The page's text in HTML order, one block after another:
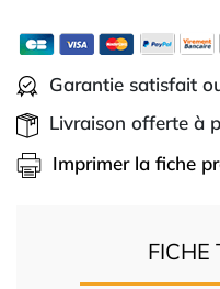
Garantie satisfait
Livraison offerte à
Imprimer la fiche
FICHE